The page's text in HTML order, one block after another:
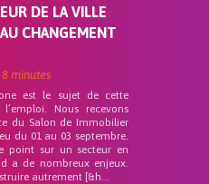
DE LA VILLE
CHANGEMENT
8 minutes
est le sujet de cette
Nous recevons
du Salon de Immobilier
du 01 au 03 septembre.
point sur un secteur en
a de nombreux enjeux.
autrement [&h...